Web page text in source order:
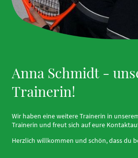
Anna Schmidt -
Trainerin!
Wir haben eine weitere Trainerin in
Trainerin und freut sich auf eure
Herzlich willkommen und schön, dass du